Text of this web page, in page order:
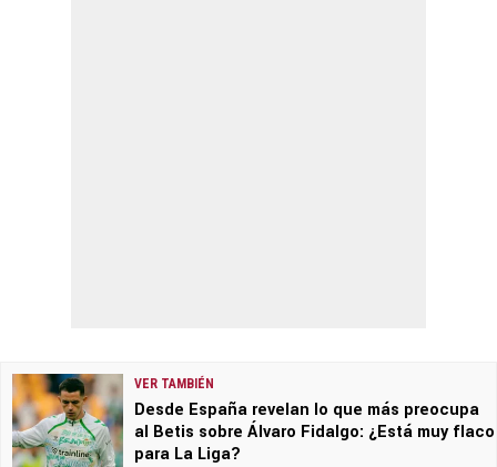
VER TAMBIÉN
Desde España revelan lo que más preocupa
al Betis sobre Álvaro Fidalgo: ¿Está muy flaco
para La Liga?